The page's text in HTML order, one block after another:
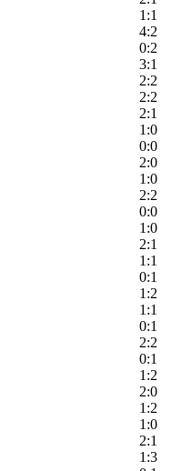
1:1
4:2
0:2
3:1
2:2
2:2
2:1
1:0
0:0
2:0
1:0
2:2
0:0
1:0
2:1
1:1
0:1
1:2
1:1
0:1
2:2
0:1
1:2
2:0
1:2
1:0
2:1
1:3